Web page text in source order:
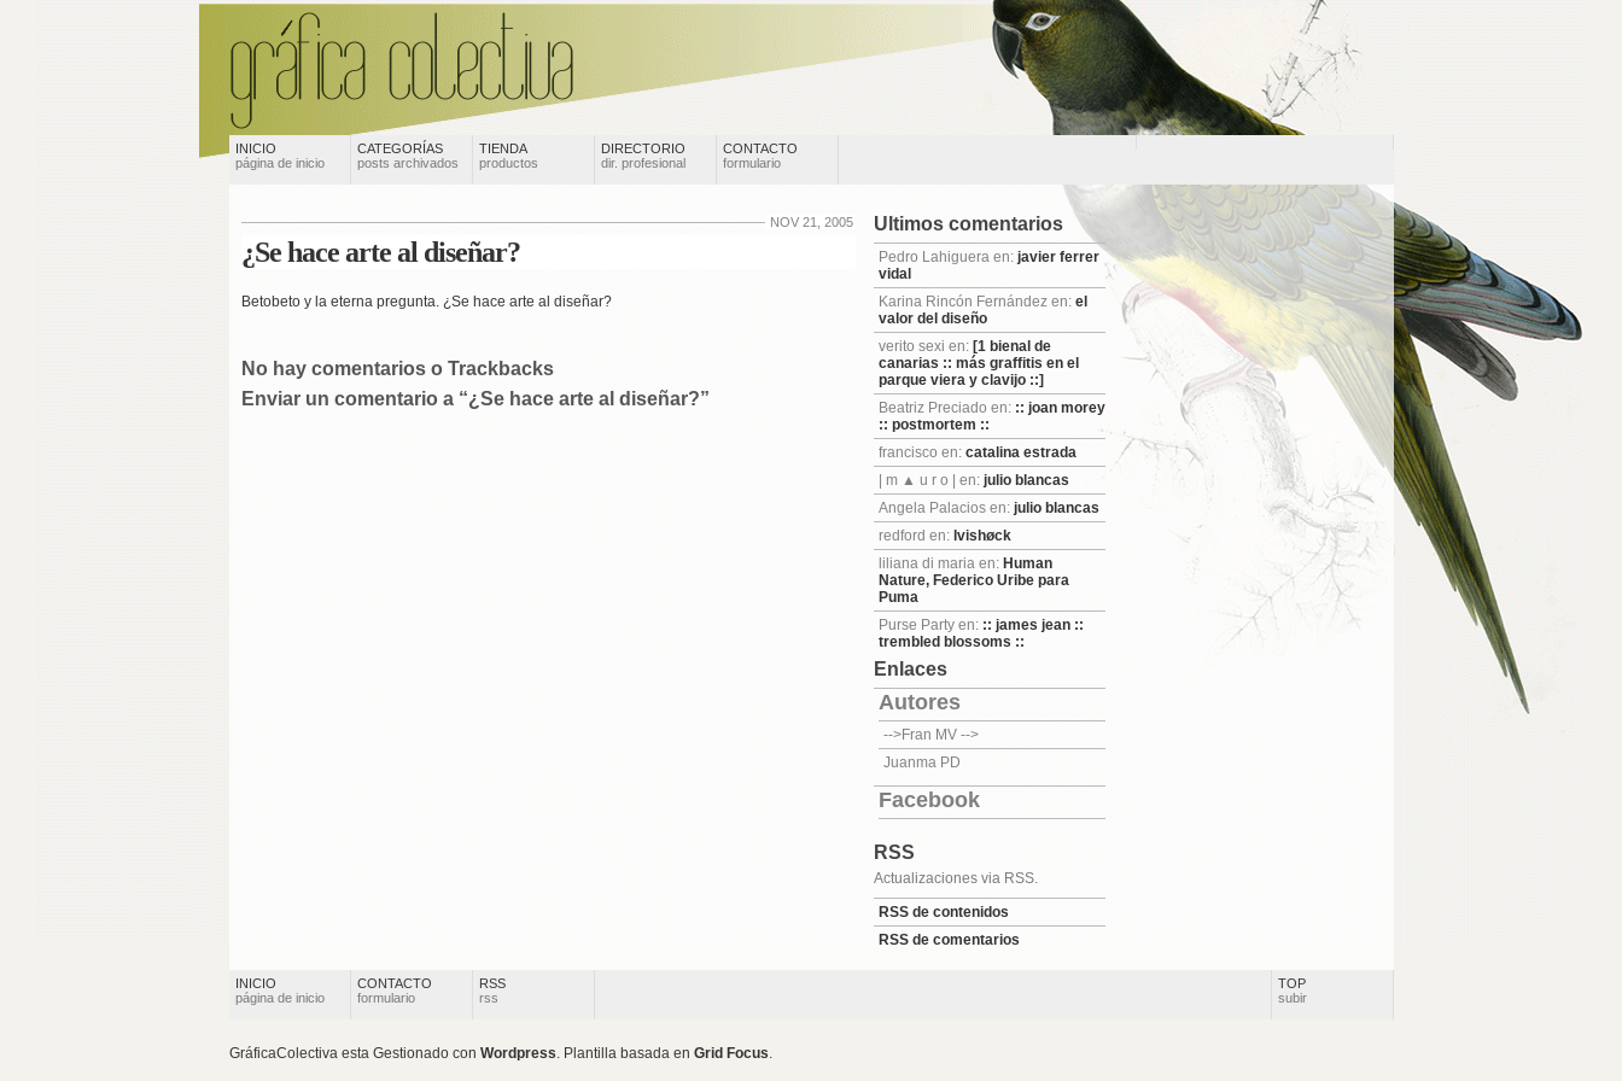
INICIO
página de inicio
CATEGORÍAS
posts archivados
TIENDA
productos
DIRECTORIO
dir. profesional
CONTACTO
formulario
NOV 21, 2005
¿Se hace arte al diseñar?
Betobetoy la eterna pregunta. ¿Se hace arte al diseñar?
No hay comentarios o Trackbacks
Enviar un comentario a “¿Se hace arte al diseñar?”
Ultimos comentarios
Pedro Lahiguera en: javier ferrer
vidal
Karina Rincón Fernández en: el
valor del diseño
verito sexi en: [1 bienal de
canarias :: más graffitis en el
parque viera y clavijo ::]
Beatriz Preciado en: :: joan morey
:: postmortem ::
francisco en: catalina estrada
| m ▲ u r o | en: julio blancas
Angela Palacios en: julio blancas
redford en: lvishøck
liliana di maria en: Human
Nature, Federico Uribe para
Puma
Purse Party en: :: james jean ::
trembled blossoms ::
Enlaces
Autores
-->Fran MV-->
Juanma PD
Facebook
RSS
Actualizaciones via RSS.
RSS de contenidos
RSS de comentarios
INICIO
página de inicio
CONTACTO
formulario
RSS
rss
TOP
subir
GráficaColectiva esta Gestionado con Wordpress. Plantilla basada en Grid Focus.